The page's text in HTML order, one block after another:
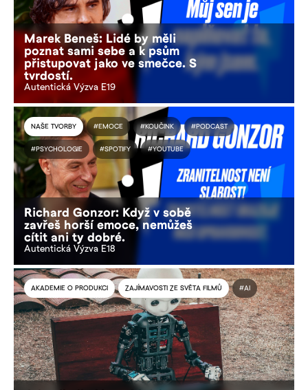
Marek Beneš: Lidé by měli
poznat sami sebe a k psům
přistupovat jako ve smečce. S
tvrdostí.
Autentická Výzva E19
NAŠE TVORBY #EMOCE #KOUČINK #PODCAST
#PSYCHOLOGIE #SPOTIFY #YOUTUBE
Richard Gonzor: Když v sobě
zavřeš horší emoce, nemůžeš
cítit ani ty dobré.
Autentická Výzva E18
AKADEMIE O PRODUKCI ZAJÍMAVOSTI ZE SVĚTA FILMŮ #AI